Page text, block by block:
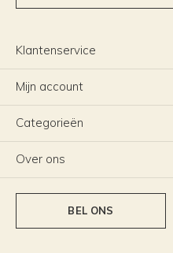
Klantenservice
Mijn account
Categorieën
Over ons
BEL ONS